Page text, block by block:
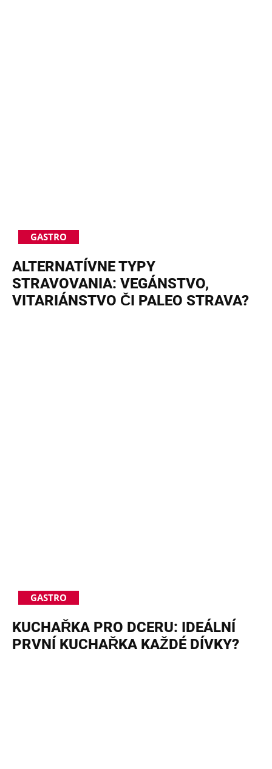
GASTRO
ALTERNATÍVNE TYPY
STRAVOVANIA: VEGÁNSTVO,
VITARIÁNSTVO ČI PALEO STRAVA?
GASTRO
KUCHAŘKA PRO DCERU: IDEÁLNÍ
PRVNÍ KUCHAŘKA KAŽDÉ DÍVKY?